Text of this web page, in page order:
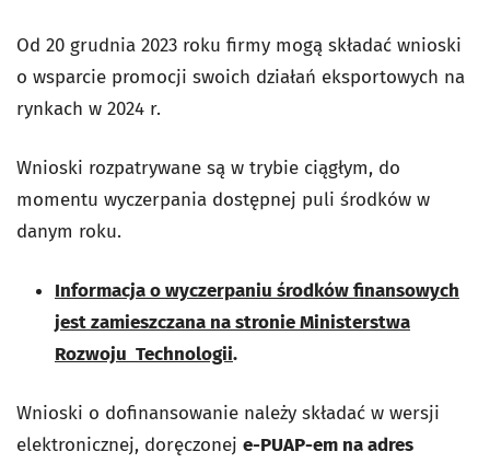
Od 20 grudnia 2023 roku firmy mogą składać wnioski
o wsparcie promocji swoich działań eksportowych na
rynkach w 2024 r.
Wnioski rozpatrywane są w trybie ciągłym, do
momentu wyczerpania dostępnej puli środków w
danym roku.
Informacja o wyczerpaniu środków finansowych
jest zamieszczana na stronie Ministerstwa
Rozwoju Technologii.
Wnioski o dofinansowanie należy składać w wersji
elektronicznej, doręczonej e-PUAP-em na adres